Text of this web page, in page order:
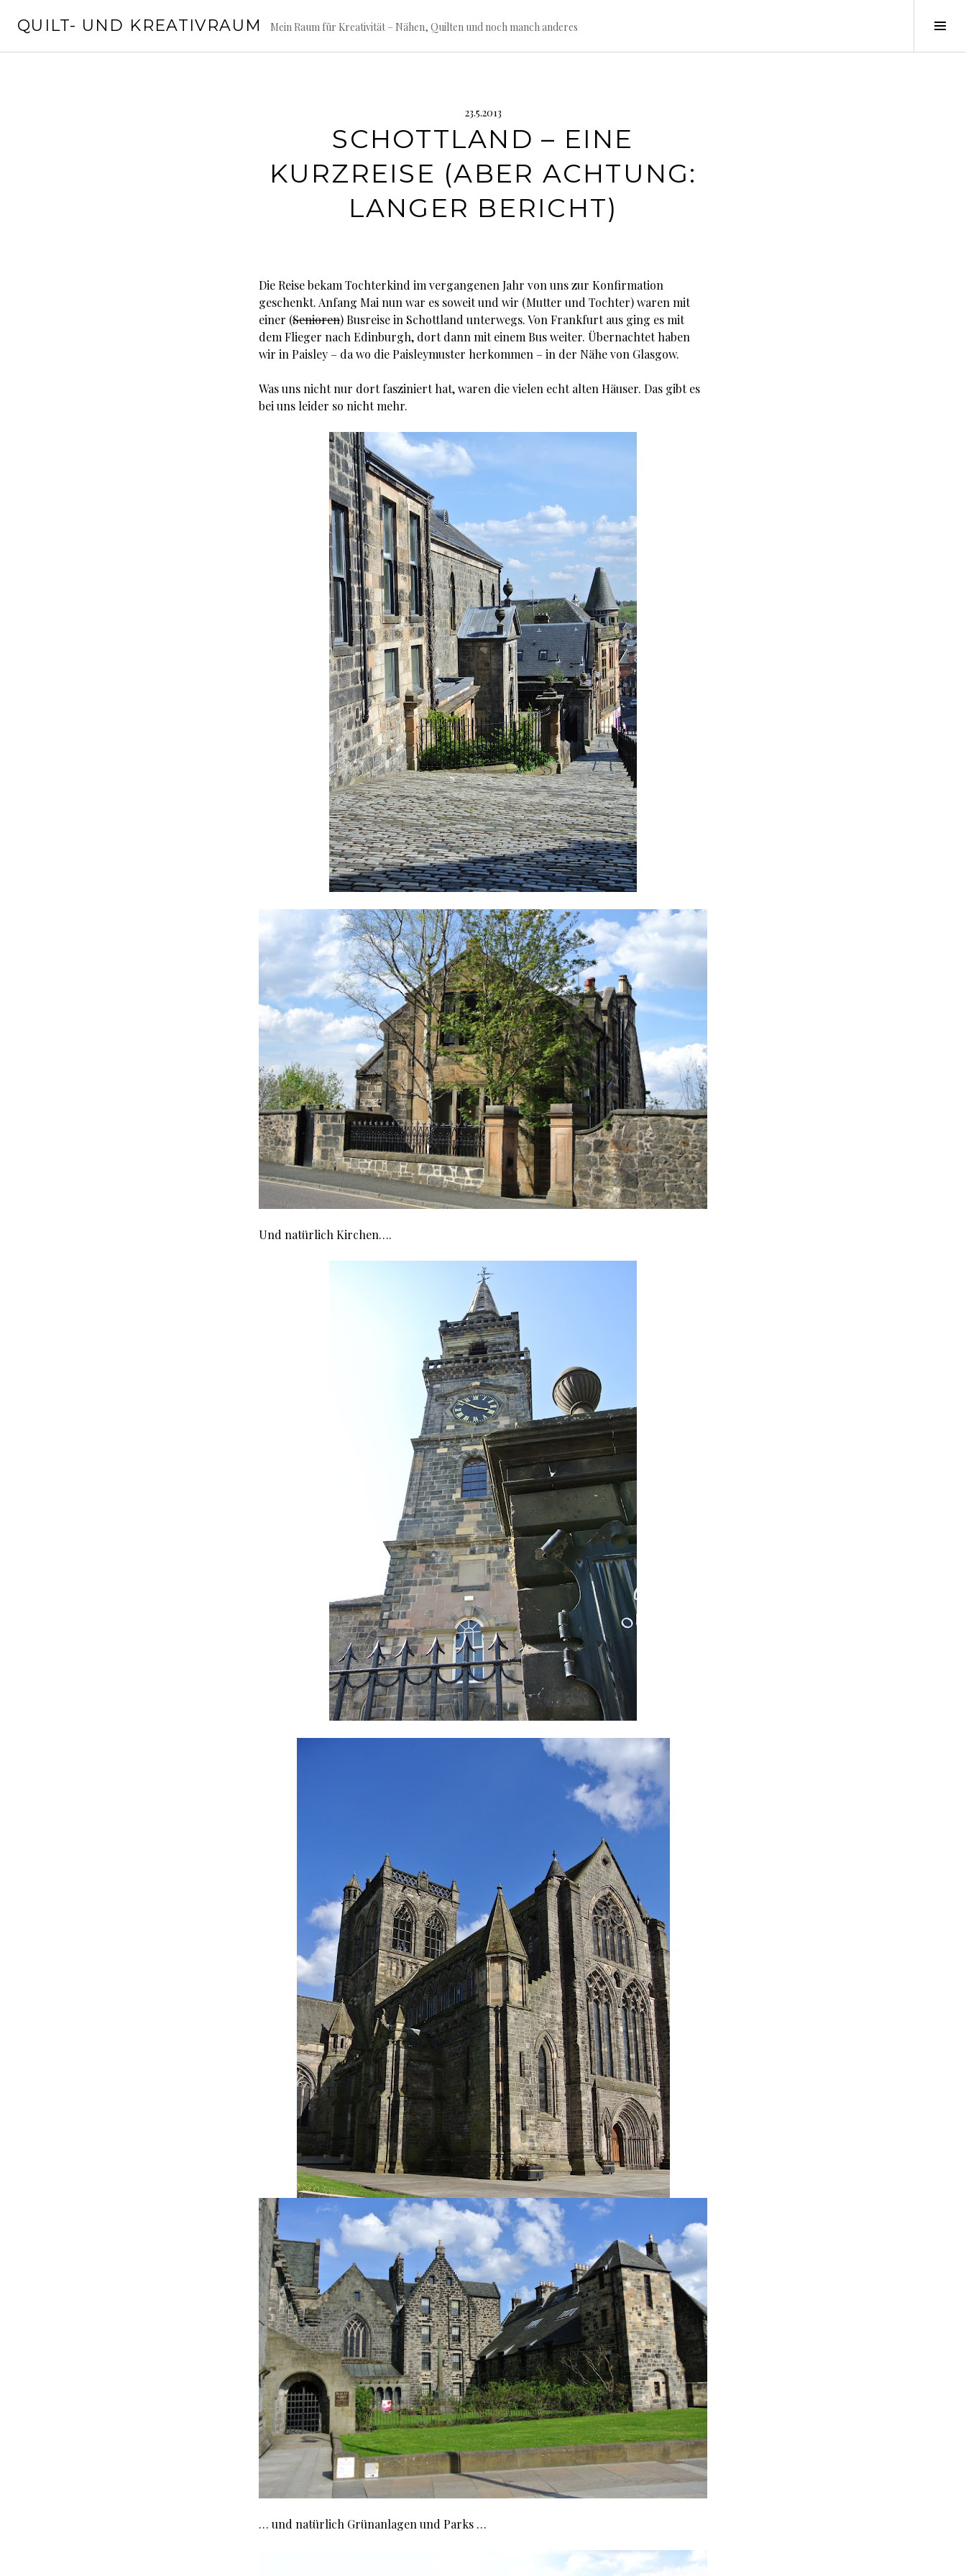
zumQUILT- UND KREATIVRAUM Mein Raum für Kreativität – Nähen, Quilten und noch manch anderes
23.5.2013
SCHOTTLAND – EINE
KURZREISE (ABER ACHTUNG:
LANGER BERICHT)
Die Reise bekam Tochterkind im vergangenen Jahr von uns zur Konfirmation
geschenkt. Anfang Mai nun war es soweit und wir (Mutter und Tochter) waren mit
einer (Senioren) Busreise in Schottland unterwegs. Von Frankfurt aus ging es mit
dem Flieger nach Edinburgh, dort dann mit einem Bus weiter. Übernachtet haben
wir in Paisley – da wo die Paisleymuster herkommen – in der Nähe von Glasgow.
Was uns nicht nur dort fasziniert hat, waren die vielen echt alten Häuser. Das gibt es
bei uns leider so nicht mehr.
Und natürlich Kirchen….
… und natürlich Grünanlagen und Parks …